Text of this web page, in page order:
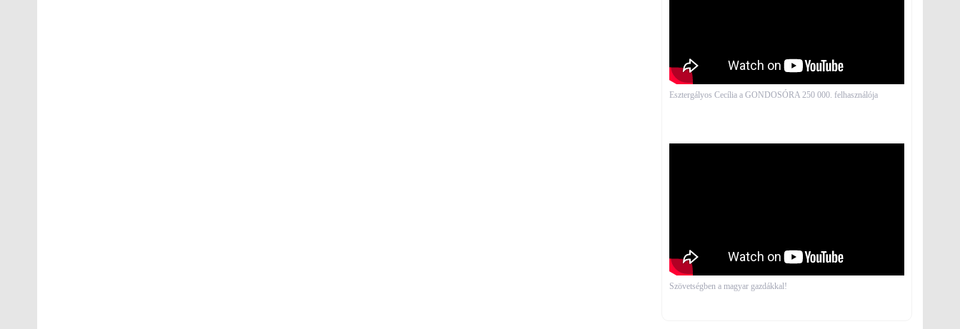
Esztergályos Cecília a GONDOSÓRA 250 000. felhasználója
Szövetségben a magyar gazdákkal!